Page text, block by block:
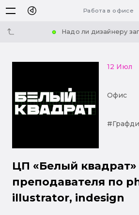
Работа в офисе
Надо ли дизайнеру
12 Июл
Офис
ЦП «Белый
преподавателя по
illustrator, indesign